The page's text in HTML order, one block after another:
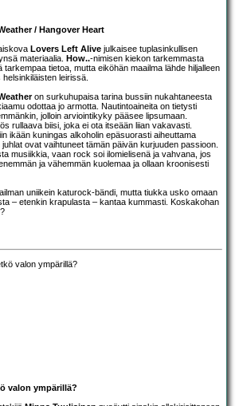
/ Hangover Heart
Lovers Left Alive julkaisee tuplasinkullisen
materiaalia. How..-nimisen kiekon tarkemmasta
tarkempaa tietoa, mutta eiköhän maailma lähde hiljalleen
leirissä.
on surkuhupaisa tarina bussiin nukahtaneesta
odottaa jo armotta. Nautintoaineita on tietysti
jolloin arviointikyky pääsee lipsumaan.
rullaava biisi, joka ei ota itseään liian vakavasti.
ikään kuningas alkoholin epäsuorasti aiheuttama
ovat vaihtuneet tämän päivän kurjuuden passioon.
musiikkia, vaan rock soi ilomielisenä ja vahvana, jos
ja vähemmän kuolemaa ja ollaan kroonisesti
uniikein katurock-bändi, mutta tiukka usko omaan
– etenkin krapulasta – kantaa kummasti. Koskakohan
valon ympärillä?